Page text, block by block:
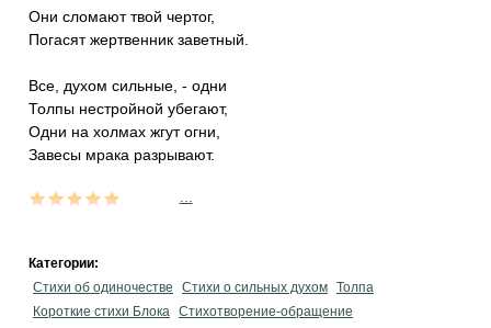
Они сломают твой чертог,
Погасят жертвенник заветный.
Все, духом сильные, - одни
Толпы нестройной убегают,
Одни на холмах жгут огни,
Завесы мрака разрывают.
Категории:
Стихи об одиночестве
Стихи о сильных духом Толпа
Короткие стихи Блока Стихотворение-обращение